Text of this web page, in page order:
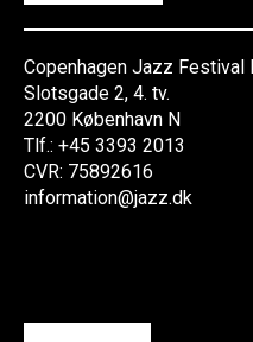
Copenhagen Jazz Festival
Slotsgade 2, 4. tv.
2200 København N
Tlf.: +45 3393 2013
CVR: 75892616
information@jazz.dk